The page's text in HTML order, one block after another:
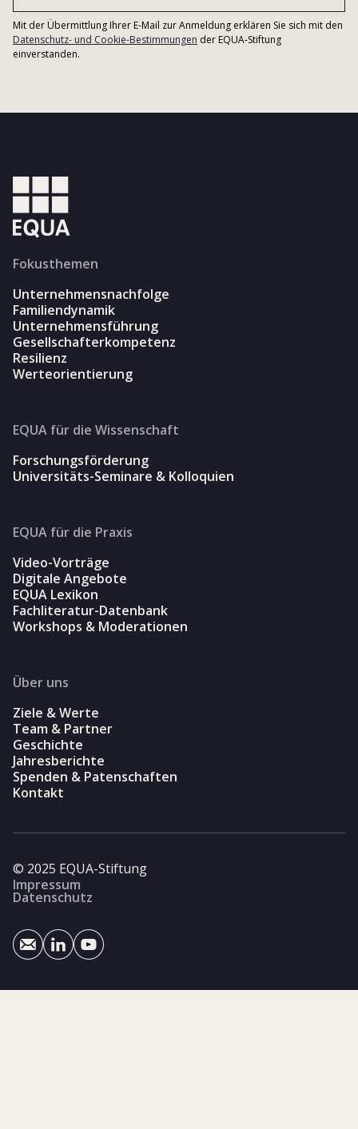
Mit der Übermittlung Ihrer E-Mail zur Anmeldung erklären Sie sich mit den
Datenschutz- und Cookie-Bestimmungen der EQUA-Stiftung
einverstanden.
Fokusthemen
Unternehmensnachfolge
Familiendynamik
Unternehmensführung
Gesellschafterkompetenz
Resilienz
Werteorientierung
EQUA für die Wissenschaft
Forschungsförderung
Universitäts-Seminare & Kolloquien
EQUA für die Praxis
Video-Vorträge
Digitale Angebote
EQUA Lexikon
Fachliteratur-Datenbank
Workshops & Moderationen
Über uns
Ziele & Werte
Team & Partner
Geschichte
Jahresberichte
Spenden & Patenschaften
Kontakt
© 2025 EQUA-Stiftung
Impressum
Datenschutz